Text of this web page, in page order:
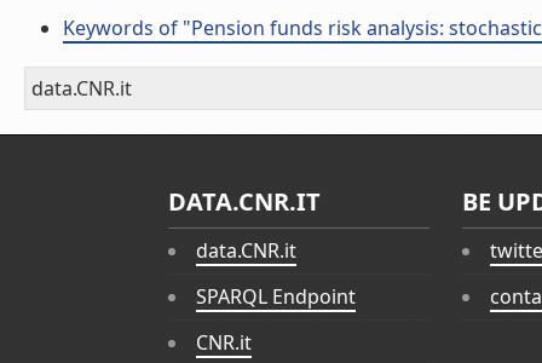
Keywords of "Pension funds risk analysis:
data.CNR.it
DATA.CNR.IT
data.CNR.it
SPARQL Endpoint
CNR.it
BE